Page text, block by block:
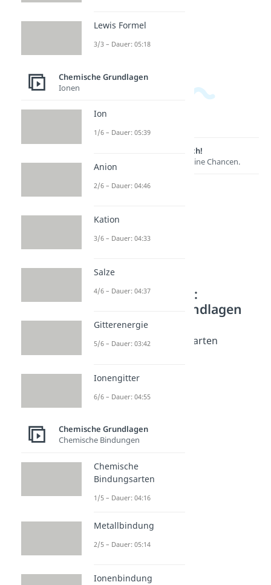
Lernen lohnt sich!
Entdecke hier deine Chancen.
Weitere Inhalte:
Chemische Grundlagen
Chemische Bindungen
Chemische Bindungsarten
Dauer: 05:14
Dauer: 05:14
Dauer: 05:28
Atombindungen
Lewis Formel
3/3 – Dauer: 05:18
Chemische Grundlagen
Ionen
Ion
1/6 – Dauer: 05:39
Anion
2/6 – Dauer: 04:46
Kation
3/6 – Dauer: 04:33
Salze
4/6 – Dauer: 04:37
Gitterenergie
5/6 – Dauer: 03:42
Ionengitter
6/6 – Dauer: 04:55
Chemische Grundlagen
Chemische Bindungen
Chemische
Bindungsarten
1/5 – Dauer: 04:16
Metallbindung
2/5 – Dauer: 05:14
Ionenbindung